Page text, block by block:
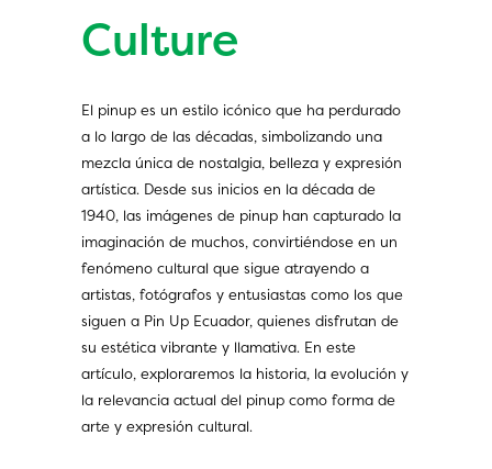
Culture
El pinup es un estilo icónico que ha perdurado
a lo largo de las décadas, simbolizando una
mezcla única de nostalgia, belleza y expresión
artística. Desde sus inicios en la década de
1940, las imágenes de pinup han capturado la
imaginación de muchos, convirtiéndose en un
fenómeno cultural que sigue atrayendo a
artistas, fotógrafos y entusiastas como los que
siguen a Pin Up Ecuador, quienes disfrutan de
su estética vibrante y llamativa. En este
artículo, exploraremos la historia, la evolución y
la relevancia actual del pinup como forma de
arte y expresión cultural.